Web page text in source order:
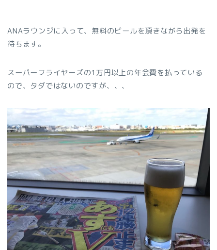
ANAラウンジに入って、無料のビールを頂きながら出発を
待ちます。
スーパーフライヤーズの1万円以上の年会費を払っている
ので、タダではないのですが、、、